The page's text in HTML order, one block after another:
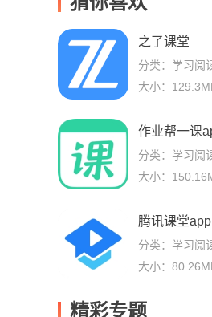
之了课堂
分类：学习阅
大小：
作业帮一课
分类：学习阅
大小：
腾讯课堂app
分类：学习阅
大小：
精彩专题